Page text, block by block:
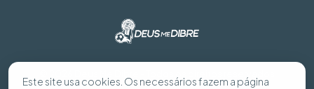
Este site usa cookies. Os necessários fazem a página